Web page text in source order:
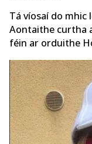
Tá víosaí do
Aontaithe curtha
féin ar orduithe